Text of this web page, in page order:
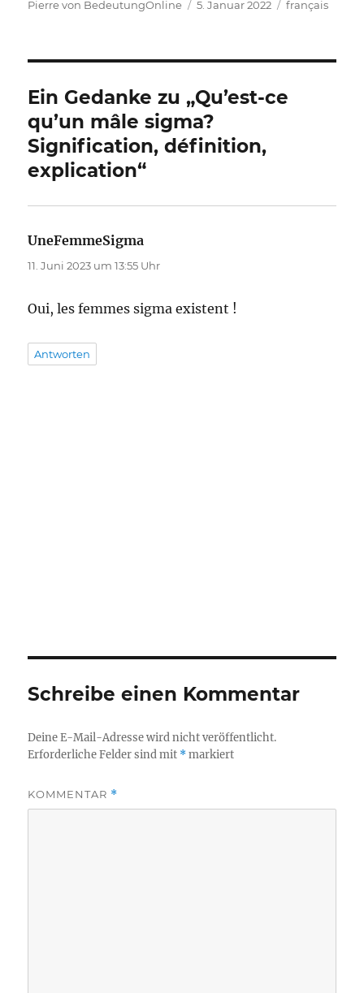
Autor
Pierre von BedeutungOnline
Veröffentlicht
5. Januar 2022 Kategorien
français
Ein Gedanke zu „Qu’est-ce
qu’un mâle sigma?
Signification, définition,
explication“
UneFemmeSigma
11. Juni 2023 um 13:55 Uhr
Oui, les femmes sigma existent !
Antworten
Schreibe einen Kommentar
Deine E-Mail-Adresse wird nicht veröffentlicht.
Erforderliche Felder sind mit *markiert
KOMMENTAR *